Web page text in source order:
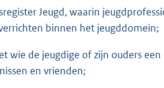
Jeugd, waarin
binnen het jeugddomein;
wie de jeugdige of zijn ouders
en vrienden;